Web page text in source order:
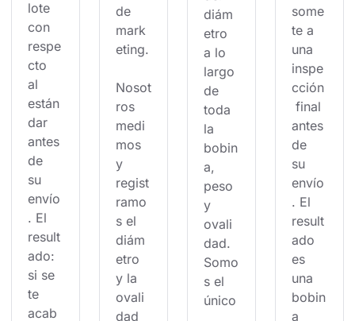
lote
con
respe
cto
al
están
dar
antes
de
su
envío
. El
result
ado:
si se
te
acab
de
mark
eting.
Nosot
ros
medi
mos
y
regist
ramo
s el
diám
etro
y la
ovali
dad
diám
etro
a lo
largo
de
toda
la
bobin
a,
peso
y
ovali
dad.
Somo
s el
único
some
te a
una
inspe
cción
final
antes
de
su
envío
. El
result
ado
es
una
bobin
a